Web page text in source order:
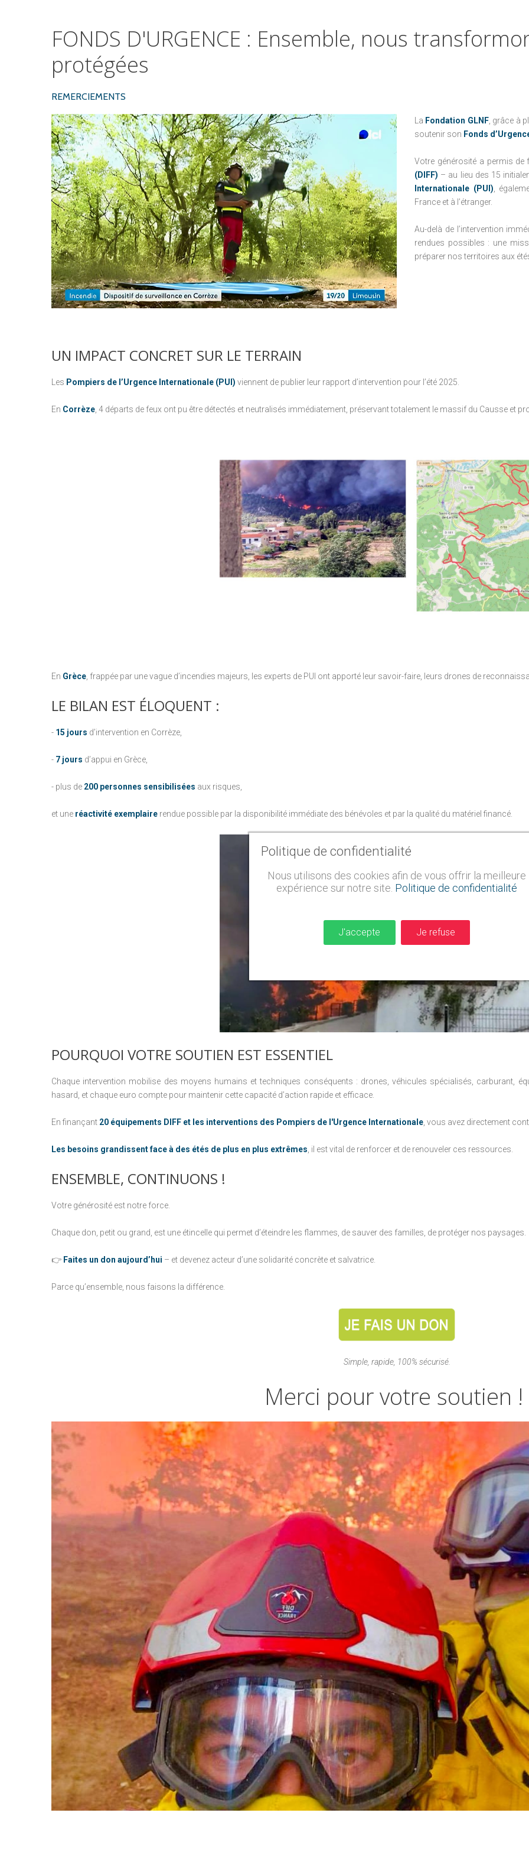
FRANCE
PARRAINAGES
NOMA
BIENFAISANCE
FIFOTIFA : UNE
ÉCOLE FRANÇAISE
D'EXCELLENCE À
NOTRE MISSION
DE FRÉDÉRIC
FRANCE
ENFANCE À
L'HÔPITAL : NOS
PROJETS
NOMA
LA MARQUE DE
BIENFAISANCE
FONDS D'URGENCE : Ensemble, nous
protégées
REMERCIEMENTS
La Fondation GLNF, grâce à
soutenir son Fonds
Votre générosité a permis de
(DIFF) – au lieu des 15
Internationale (PUI) ,
France et à l’étranger.
Au-delà de l’intervention
rendues possibles : une
préparer nos territoires aux
UN IMPACT CONCRET SUR LE TERRAIN
Les Pompiers de l’Urgence Internationale (PUI) viennent de publier leur rapport d’intervention pour l’été 2025.
En Corrèze , 4 départs de feux ont pu être détectés et neutralisés immédiatement, préservant totalement le massif du Causse et
En Grèce , frappée par une vague d’incendies majeurs, les experts de PUI ont apporté leur savoir-faire, leurs drones de
LE BILAN EST ÉLOQUENT :
- 15 jours d’intervention en Corrèze,
- 7 jours d’appui en Grèce,
- plus de 200 personnes sensibilisées aux risques,
et une réactivité exemplaire rendue possible par la disponibilité immédiate des bénévoles et par la qualité du matériel financé.
POURQUOI VOTRE SOUTIEN EST ESSENTIEL
Chaque intervention mobilise des moyens humains et techniques conséquents : drones, véhicules spécialisés, carburant,
hasard, et chaque euro compte pour maintenir cette capacité d’action rapide et efficace.
En finançant 20 équipements DIFF et les interventions des Pompiers de l'Urgence Internationale , vous avez directement
Les besoins grandissent face à des étés de plus en plus extrêmes , il est vital de renforcer et de renouveler ces ressources.
ENSEMBLE, CONTINUONS !
Votre générosité est notre force.
Chaque don, petit ou grand, est une étincelle qui permet d’éteindre les flammes, de sauver des familles, de protéger nos paysages.
👉 Faites un don aujourd’hui – et devenez acteur d’une solidarité concrète et salvatrice.
Parce qu’ensemble, nous faisons la différence.
Simple, rapide, 100% sécurisé.
Merci pourvotre soutien !
Politique de confidentialité
Nous utilisons des cookies afin de vous offrir la meilleure
expérience sur notre site. Politique de confidentialité
J'accepte Je refuse